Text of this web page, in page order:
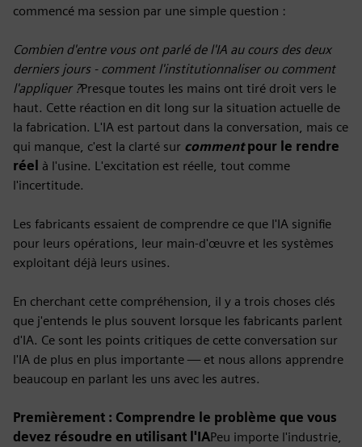
commencé ma session par une simple question :
Combien d'entre vous ont parlé de l'IA au cours des deux
derniers jours - comment l'institutionnaliser ou comment
l'appliquer ?Presque toutes les mains ont tiré droit vers le
haut. Cette réaction en dit long sur la situation actuelle de
la fabrication. L'IA est partout dans la conversation, mais ce
qui manque, c'est la clarté sur commentpour le rendre
réel à l'usine. L'excitation est réelle, tout comme
l'incertitude.
Les fabricants essaient de comprendre ce que l'IA signifie
pour leurs opérations, leur main-d'œuvre et les systèmes
exploitant déjà leurs usines.
En cherchant cette compréhension, il y a trois choses clés
que j'entends le plus souvent lorsque les fabricants parlent
d'IA. Ce sont les points critiques de cette conversation sur
l'IA de plus en plus importante — et nous allons apprendre
beaucoup en parlant les uns avec les autres.
Premièrement : Comprendre le problème que vous
devez résoudre en utilisant l'IAPeu importe l'industrie,